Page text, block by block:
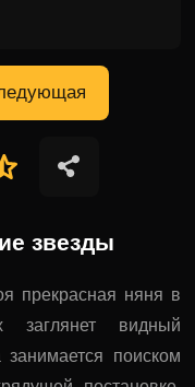
звезды
прекрасная няня в
заглянет видный
поиском